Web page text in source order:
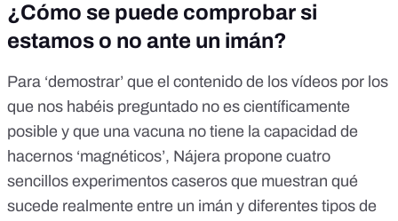
¿Cómo se puede comprobar si
estamos o no ante un imán?
Para ‘demostrar’ que el contenido de los vídeos por los
que nos habéis preguntado no es científicamente
posible y que una vacuna no tiene la capacidad de
hacernos ‘magnéticos’, Nájera propone cuatro
sencillos experimentos caseros que muestran qué
sucede realmente entre un imán y diferentes tipos de